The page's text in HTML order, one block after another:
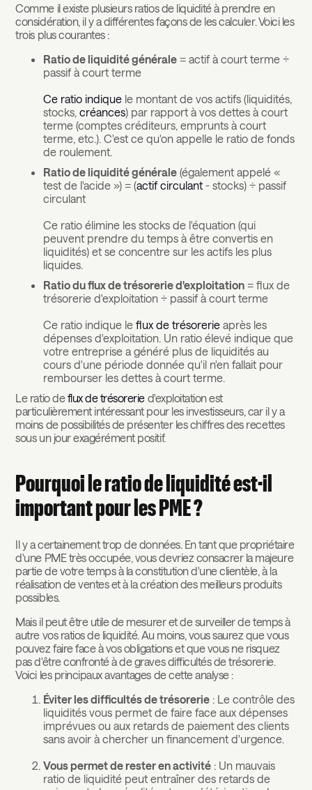
Comme il existe plusieurs ratios de liquidité à prendre en
considération, il y a différentes façons de les calculer. Voici les
trois plus courantes :
Ratio de liquidité générale = actif à court terme ÷
passif à court terme
Ce ratio indique le montant de vos actifs (liquidités,
stocks,créances) par rapport à vos dettes à court
terme (comptes créditeurs, emprunts à court
terme, etc.). C'est ce qu'on appelle le ratio de fonds
de roulement.
Ratio de liquidité générale (également appelé «
test de l'acide ») = (actif circulant - stocks) ÷ passif
circulant
Ce ratio élimine les stocks de l'équation (qui
peuvent prendre du temps à être convertis en
liquidités) et se concentre sur les actifs les plus
liquides.
Ratio du flux de trésorerie d'exploitation = flux de
trésorerie d'exploitation ÷ passif à court terme
Ce ratio indique leflux de trésorerie après les
dépenses d'exploitation. Un ratio élevé indique que
votre entreprise a généré plus de liquidités au
cours d'une période donnée qu'il n'en fallait pour
rembourser les dettes à court terme.
Le ratio deflux de trésorerie d'exploitation est
particulièrement intéressant pour les investisseurs, car il y a
moins de possibilités de présenter les chiffres des recettes
sous un jour exagérément positif.
Pourquoi le ratio de liquidité est-il
important pour les PME ?
Il y a certainement trop de données. En tant que propriétaire
d'une PME très occupée, vous devriez consacrer la majeure
partie de votre temps à la constitution d'une clientèle, à la
réalisation de ventes et à la création des meilleurs produits
possibles.
Mais il peut être utile de mesurer et de surveiller de temps à
autre vos ratios de liquidité. Au moins, vous saurez que vous
pouvez faire face à vos obligations et que vous ne risquez
pas d'être confronté à de graves difficultés de trésorerie.
Voici les principaux avantages de cette analyse :
Éviter les difficultés de trésorerie : Le contrôle des
liquidités vous permet de faire face aux dépenses
imprévues ou aux retards de paiement des clients
sans avoir à chercher un financement d'urgence.
Vous permet de rester en activité : Un mauvais
ratio de liquidité peut entraîner des retards de